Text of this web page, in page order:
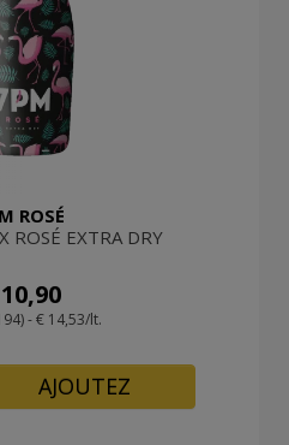
ROSÉ
ROSÉ EXTRA DRY
- € 14,53/lt.
AJOUTEZ